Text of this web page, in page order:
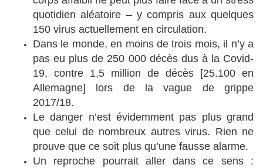
quotidien aléatoire – y compris aux quelques
150 virus actuellement en circulation.
Dans le monde, en moins de trois mois, il n’y a
pas eu plus de 250 000 décès dus à la Covid-
19, contre 1,5 million de décès [25.100 en
Allemagne] lors de la vague de grippe
2017/18.
Le danger n’est évidemment pas plus grand
que celui de nombreux autres virus. Rien ne
prouve que ce soit plus qu’une fausse alarme.
Un reproche pourrait aller dans ce sens :